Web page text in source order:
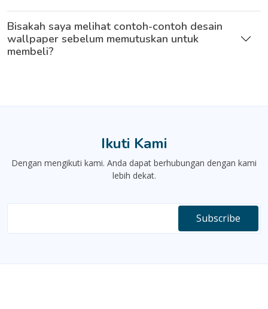
Bisakah saya melihat contoh-contoh desain
wallpaper sebelum memutuskan untuk
membeli?
Ikuti Kami
Dengan mengikuti kami. Anda dapat berhubungan dengan kami
lebih dekat.